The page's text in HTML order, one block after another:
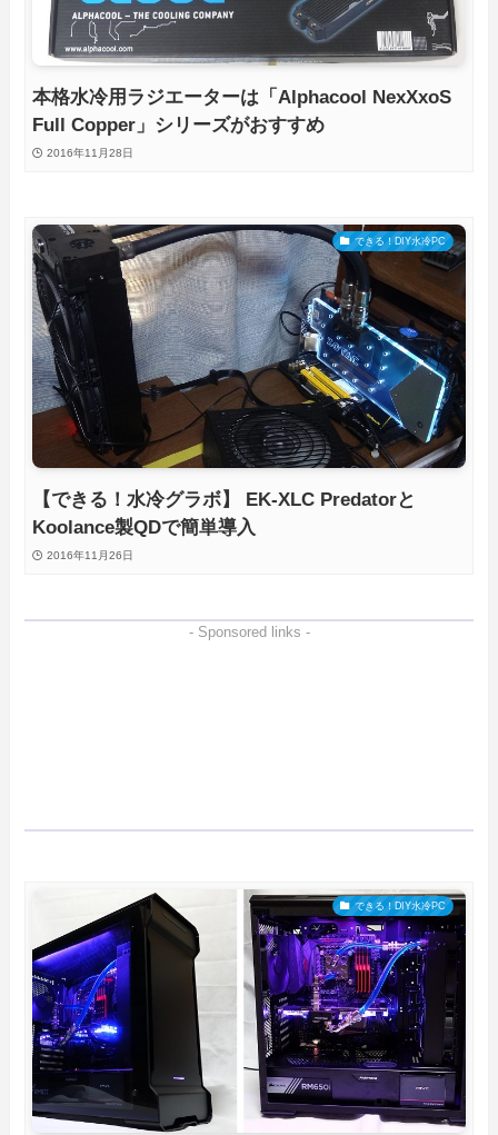
本格水冷用ラジエーターは「Alphacool NexXxoS
Full Copper」シリーズがおすすめ
2016年11月28日
できる！DIY水冷PC
【できる！水冷グラボ】 EK-XLC Predatorと
Koolance製QDで簡単導入
2016年11月26日
- Sponsored links -
できる！DIY水冷PC